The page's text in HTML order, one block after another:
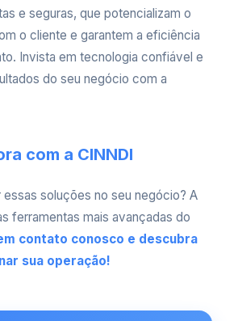
e seguras, que potencializam o
o cliente e garantem a eficiência
Invista em tecnologia confiável e
do seu negócio com a
com a CINNDI
essas soluções no seu negócio? A
ferramentas mais avançadas do
contato conosco e descubra
sua operação!